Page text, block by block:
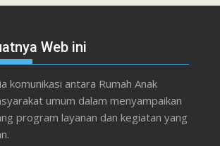
Web ini
komunikasi antara Rumah Anak
umum dalam menyampaikan
program layanan dan kegiatan yang